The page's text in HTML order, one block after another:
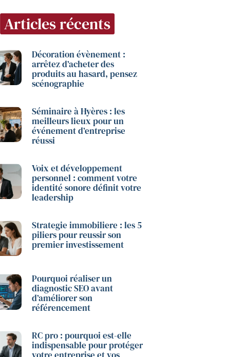
Articles récents
Décoration évènement :
arrêtez d’acheter des
produits au hasard, pensez
scénographie
Séminaire à Hyères : les
meilleurs lieux pour un
événement d’entreprise
réussi
Voix et développement
personnel : comment votre
identité sonore définit votre
leadership
Strategie immobiliere : les 5
piliers pour reussir son
premier investissement
Pourquoi réaliser un
diagnostic SEO avant
d’améliorer son
référencement
RC pro : pourquoi est-elle
indispensable pour protéger